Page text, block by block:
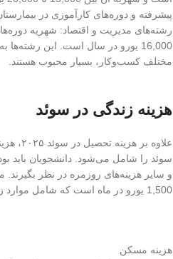
پیشرفته و دوره‌های کارآموزی در
16,000 یورو در سال است. این
مختلف کسب‌وکار، بسیار محبوب هستند.
هزینه زندگی در سوئد
علاوه
سوئد را شامل می‌شود. دانشجویان باید
1,500 یورو در ماه است که شامل موارد زیر می‌شود:
هزینه مسکن